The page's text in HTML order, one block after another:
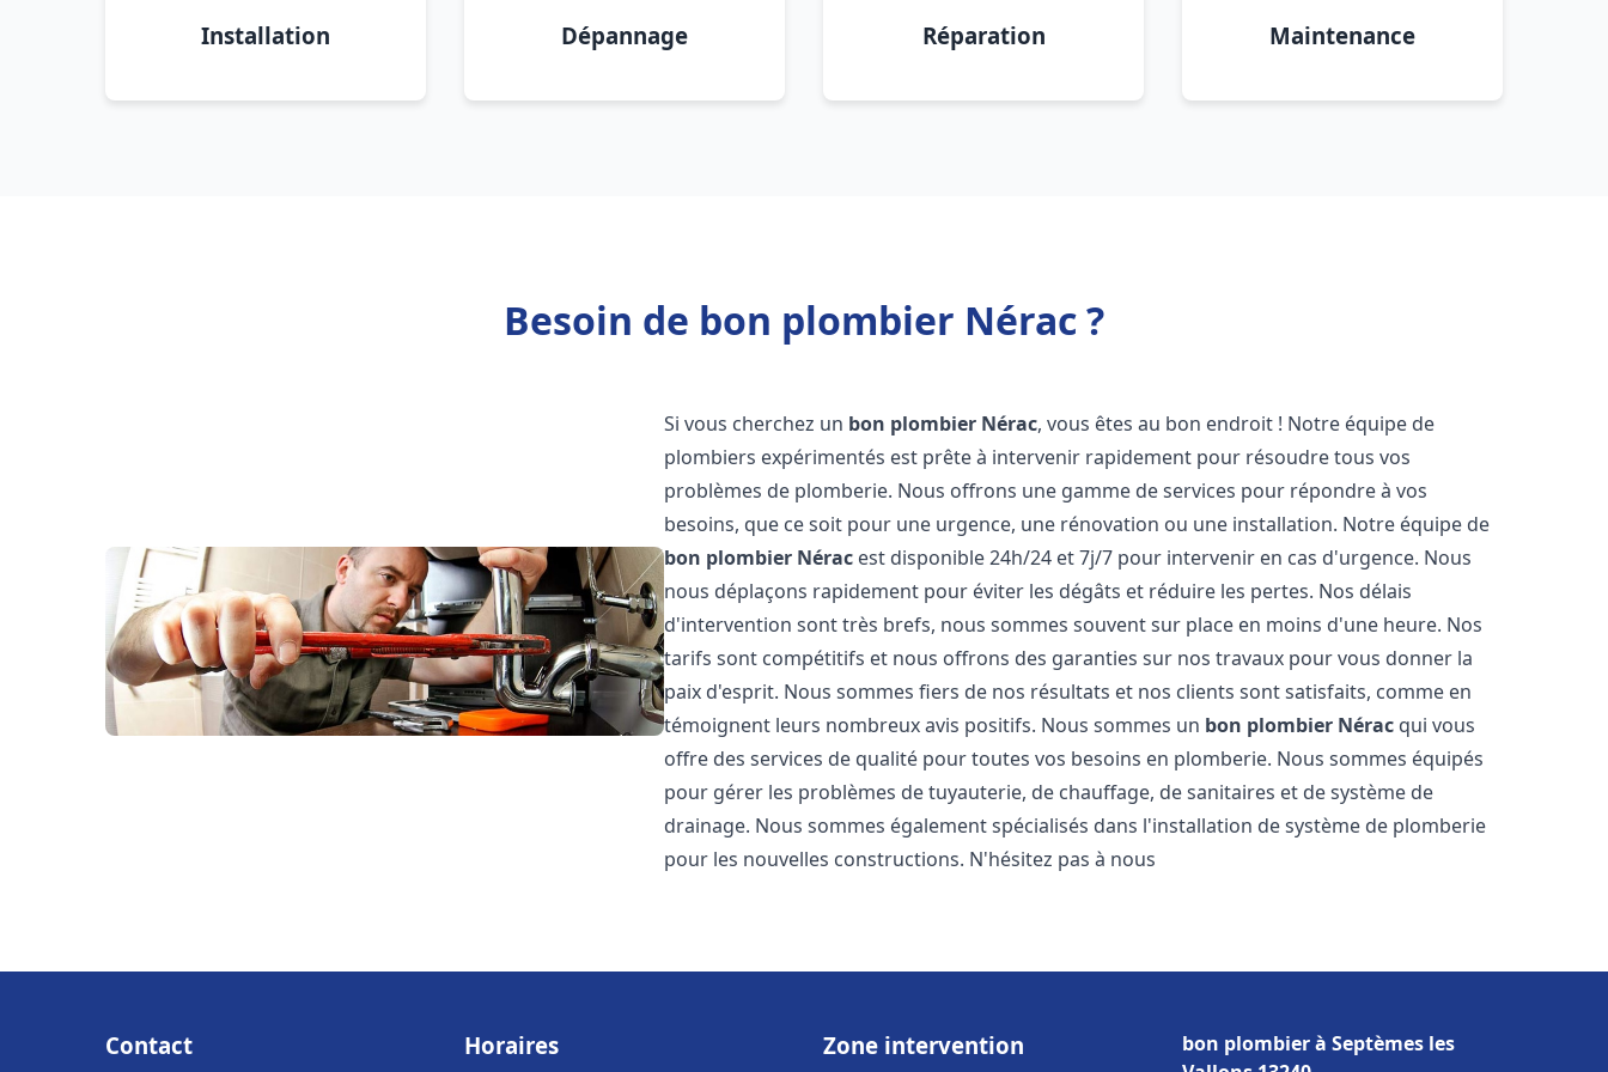
Installation Dépannage Réparation Maintenance
Besoin de bon plombier Nérac ?
Si vous cherchez un bon plombier Nérac, vous êtes au bon endroit ! Notre équipe de
plombiers expérimentés est prête à intervenir rapidement pour résoudre tous vos
problèmes de plomberie. Nous offrons une gamme de services pour répondre à vos
besoins, que ce soit pour une urgence, une rénovation ou une installation. Notre équipe de
bon plombier Nérac est disponible 24h/24 et 7j/7 pour intervenir en cas d'urgence. Nous
nous déplaçons rapidement pour éviter les dégâts et réduire les pertes. Nos délais
d'intervention sont très brefs, nous sommes souvent sur place en moins d'une heure. Nos
tarifs sont compétitifs et nous offrons des garanties sur nos travaux pour vous donner la
paix d'esprit. Nous sommes fiers de nos résultats et nos clients sont satisfaits, comme en
témoignent leurs nombreux avis positifs. Nous sommes un bon plombier Nérac qui vous
offre des services de qualité pour toutes vos besoins en plomberie. Nous sommes équipés
pour gérer les problèmes de tuyauterie, de chauffage, de sanitaires et de système de
drainage. Nous sommes également spécialisés dans l'installation de système de plomberie
pour les nouvelles constructions. N'hésitez pas à nous
Contact Horaires Zone intervention
bon plombier à Septèmes les